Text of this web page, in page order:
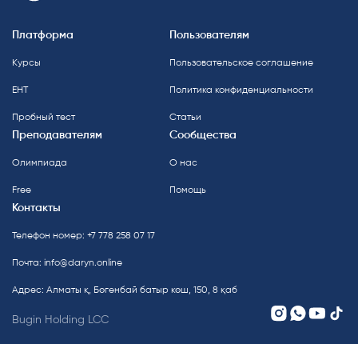
Платформа
Курсы
ЕНТ
Пробный тест
Пользователям
Пользовательское соглашение
Политика конфиденциальности
Статьи
Преподавателям
Олимпиада
Free
Сообщества
О нас
Помощь
Контакты
Телефон номер: +7 778 258 07 17
Почта: info@daryn.online
Адрес: Алматы қ, Бөгенбай батыр көш, 150, 8 қаб
Bugin Holding LCC